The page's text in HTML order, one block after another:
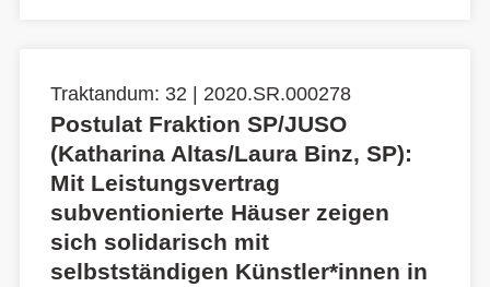
Traktandum: 32 | 2020.SR.000278
Postulat Fraktion SP/JUSO
(Katharina Altas/Laura Binz, SP):
Mit Leistungsvertrag
subventionierte Häuser zeigen
sich solidarisch mit
selbstständigen Künstler*innen in